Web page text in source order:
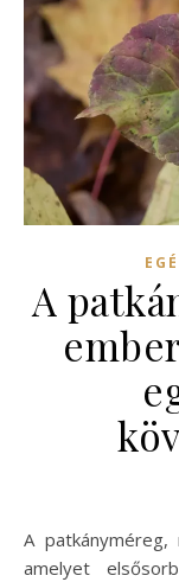
A
A patkányméreg, más néven rodenticid, olyan vegyület,
amelyet